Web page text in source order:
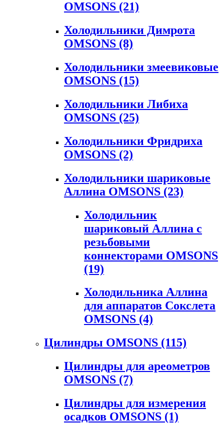
OMSONS (21)
Холодильники Димрота
OMSONS (8)
Холодильники змеевиковые
OMSONS (15)
Холодильники Либиха
OMSONS (25)
Холодильники Фридриха
OMSONS (2)
Холодильники шариковые
Аллина OMSONS (23)
Холодильник
шариковый Аллина с
резьбовыми
коннекторами OMSONS
(19)
Холодильника Аллина
для аппаратов Сокслета
OMSONS (4)
Цилиндры OMSONS (115)
Цилиндры для ареометров
OMSONS (7)
Цилиндры для измерения
осадков OMSONS (1)